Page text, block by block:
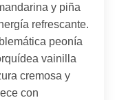
y piña
refrescante.
peonía
vainilla
cremosa y
con